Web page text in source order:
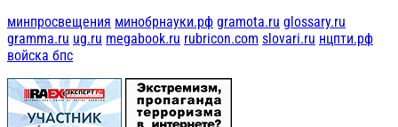
минпросвещения минобрнауки.рф gramota.ru glossary.ru
gramma.ru ug.ru megabook.ru rubricon.com slovari.ru нцпти.рф
войска бпс